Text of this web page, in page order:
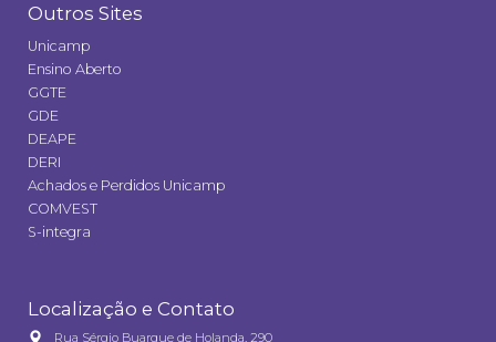
Outros Sites
Unicamp
Ensino Aberto
GGTE
GDE
DEAPE
DERI
Achados e Perdidos Unicamp
COMVEST
S-integra
Localização e Contato
Rua Sérgio Buarque de Holanda, 290